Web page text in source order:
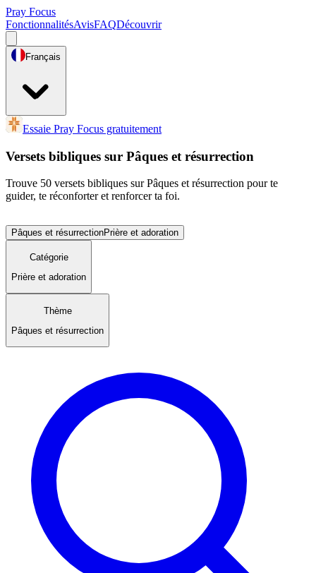
Pray Focus
FonctionnalitésAvisFAQDécouvrir
Français
Essaie Pray Focus gratuitement
Versets bibliques sur Pâques et résurrection
Trouve 50 versets bibliques sur Pâques et résurrection pour te
guider, te réconforter et renforcer ta foi.
Pâques et résurrectionPrière et adoration
Catégorie
Prière et adoration
Thème
Pâques et résurrection